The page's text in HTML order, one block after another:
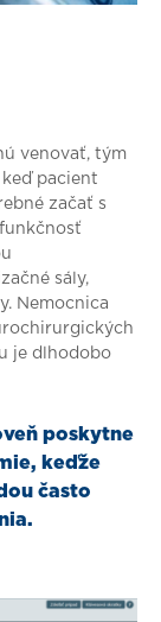
venovať, tým
pacient
začať s
sály,
Nemocnica
je dlhodobo
poskytne
keďže
často